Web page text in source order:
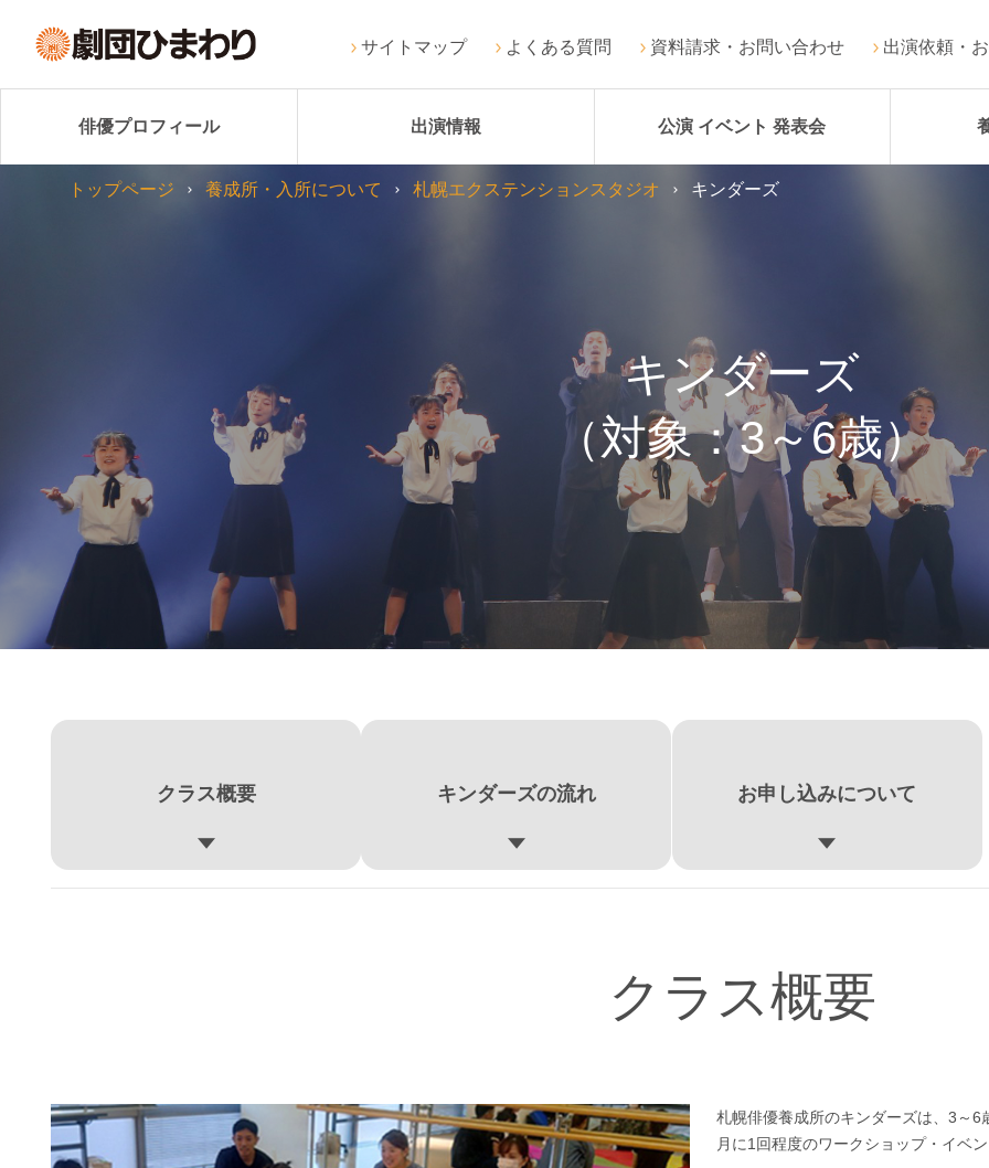
サイトマップ よくある質問 資料請求・お問い合わせ 出演依頼・
俳優プロフィール 出演情報 公演 イベント 発表会
キンダーズ
（対象：3～6歳）
トップページ 養成所・入所について 札幌エクステンションスタジオ キンダーズ
クラス概要 キンダーズの流れ お申し込みについて
クラス概要
札幌俳優養成所のキンダーズは、3～
月に1回程度のワークショップ・イベ